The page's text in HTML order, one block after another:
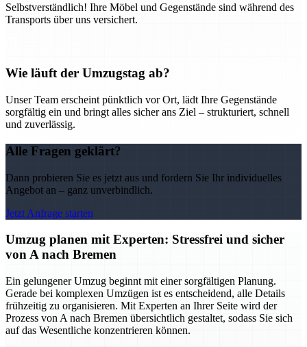
Selbstverständlich! Ihre Möbel und Gegenstände sind während des
Transports über uns versichert.
Wie läuft der Umzugstag ab?
Unser Team erscheint pünktlich vor Ort, lädt Ihre Gegenstände
sorgfältig ein und bringt alles sicher ans Ziel – strukturiert, schnell
und zuverlässig.
Alle Fragen geklärt?
Dann probieren Sie es jetzt aus und fordern Sie Ihr individuelles
Angebot an – ganz unverbindlich.
Jetzt Anfrage starten
Umzug planen mit Experten: Stressfrei und sicher
von A nach Bremen
Ein gelungener Umzug beginnt mit einer sorgfältigen Planung.
Gerade bei komplexen Umzügen ist es entscheidend, alle Details
frühzeitig zu organisieren. Mit Experten an Ihrer Seite wird der
Prozess von A nach Bremen übersichtlich gestaltet, sodass Sie sich
auf das Wesentliche konzentrieren können.